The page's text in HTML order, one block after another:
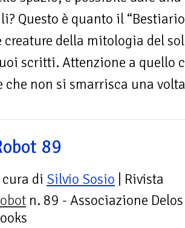
Questo è quanto il
creature della mitologia del
scritti. Attenzione a quello
che non si smarrisca una
89
cura di Silvio Sosio | Rivista
n. 89 - Associazione Delos